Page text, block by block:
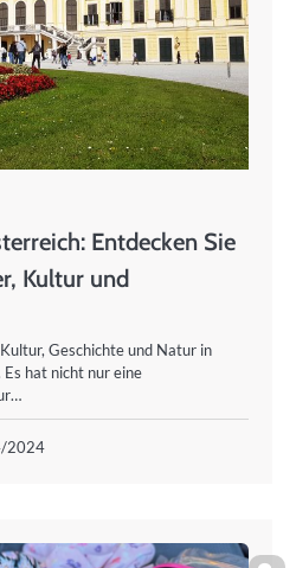
Entdecken Sie
Kultur und
Geschichte und Natur in
hat nicht nur eine
2024